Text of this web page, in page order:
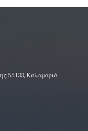
55133, Καλαμαριά